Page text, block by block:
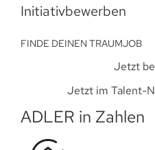
Initiativbewerben
FINDE DEINEN TRAUMJOB
Jetzt
Jetzt im Talent-
ADLER in Zahlen